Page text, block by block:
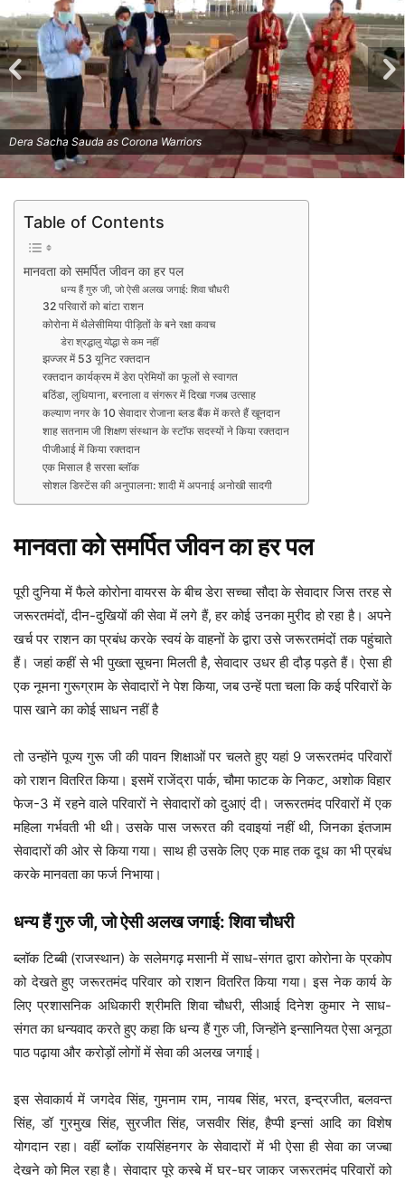
Dera Sacha Sauda as Corona Warriors
Dera Sacha Sauda as Corona Warriors
Dera Sacha Sauda as Corona Warriors
Dera Sacha Sauda as Corona Warriors
Table of Contents
मानवता को समर्पित जीवन का हर पल
धन्य हैं गुरु जी, जो ऐसी अलख जगाई: शिवा चौधरी
32 परिवारों को बांटा राशन
कोरोना में थैलेसीमिया पीड़ितों के बने रक्षा कवच
डेरा श्रद्धालु योद्धा से कम नहीं
झज्जर में 53 यूनिट रक्तदान
रक्तदान कार्यक्रम में डेरा प्रेमियों का फूलों से स्वागत
बठिंडा, लुधियाना, बरनाला व संगरूर में दिखा गजब उत्साह
कल्याण नगर के 10 सेवादार रोजाना ब्लड बैंक में करते हैं खूनदान
शाह सतनाम जी शिक्षण संस्थान के स्टॉफ सदस्यों ने किया रक्तदान
पीजीआई में किया रक्तदान
एक मिसाल है सरसा ब्लॉक
सोशल डिस्टेंस की अनुपालना: शादी में अपनाई अनोखी सादगी
मानवता को समर्पित जीवन का हर पल
पूरी दुनिया में फैले कोरोना वायरस के बीच डेरा सच्चा सौदा के सेवादार जिस तरह से
जरूरतमंदों, दीन-दुखियों की सेवा में लगे हैं, हर कोई उनका मुरीद हो रहा है। अपने
खर्च पर राशन का प्रबंध करके स्वयं के वाहनों के द्वारा उसे जरूरतमंदों तक पहुंचाते
हैं। जहां कहीं से भी पुख्ता सूचना मिलती है, सेवादार उधर ही दौड़ पड़ते हैं। ऐसा ही
एक नूमना गुरूग्राम के सेवादारों ने पेश किया, जब उन्हें पता चला कि कई परिवारों के
पास खाने का कोई साधन नहीं है
तो उन्होंने पूज्य गुरू जी की पावन शिक्षाओं पर चलते हुए यहां 9 जरूरतमंद परिवारों
को राशन वितरित किया। इसमें राजेंद्रा पार्क, चौमा फाटक के निकट, अशोक विहार
फेज-3 में रहने वाले परिवारों ने सेवादारों को दुआएं दी। जरूरतमंद परिवारों में एक
महिला गर्भवती भी थी। उसके पास जरूरत की दवाइयां नहीं थी, जिनका इंतजाम
सेवादारों की ओर से किया गया। साथ ही उसके लिए एक माह तक दूध का भी प्रबंध
करके मानवता का फर्ज निभाया।
धन्य हैं गुरु जी, जो ऐसी अलख जगाई: शिवा चौधरी
ब्लॉक टिब्बी (राजस्थान) के सलेमगढ़ मसानी में साध-संगत द्वारा कोरोना के प्रकोप
को देखते हुए जरूरतमंद परिवार को राशन वितरित किया गया। इस नेक कार्य के
लिए प्रशासनिक अधिकारी श्रीमति शिवा चौधरी, सीआई दिनेश कुमार ने साध-
संगत का धन्यवाद करते हुए कहा कि धन्य हैं गुरु जी, जिन्होंने इन्सानियत ऐसा अनूठा
पाठ पढ़ाया और करोड़ों लोगों में सेवा की अलख जगाई।
इस सेवाकार्य में जगदेव सिंह, गुमनाम राम, नायब सिंह, भरत, इन्द्रजीत, बलवन्त
सिंह, डॉ गुरमुख सिंह, सुरजीत सिंह, जसवीर सिंह, हैप्पी इन्सां आदि का विशेष
योगदान रहा। वहीं ब्लॉक रायसिंहनगर के सेवादारों में भी ऐसा ही सेवा का जज्बा
देखने को मिल रहा है। सेवादार पूरे कस्बे में घर-घर जाकर जरूरतमंद परिवारों को